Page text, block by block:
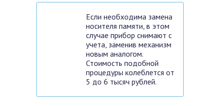
Если необходима замена
носителя памяти, в этом
случае прибор снимают с
учета, заменив механизм
новым аналогом.
Стоимость подобной
процедуры колеблется от
5 до 6 тысяч рублей.